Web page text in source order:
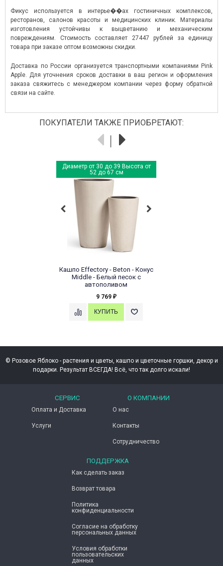
Фикус используется в интерье��ах гостиничных комплексов,
ресторанов, салонов красоты и медицинских клиник. Материалы
изготовления устойчивы к выцветанию и механическим
повреждениям. Стоимость составляет 27447 рублей за единицу
товара при заказе оптом возможны скидки.
Доставка по России организуется транспортными компаниями Pink
Apple. Для уточнения сроков доставки в ваш регион и оформления
заказа свяжитесь с менеджером компании через форму обратной
связи на сайте.
ПОКУПАТЕЛИ ТАКЖЕ ПРИОБРЕТАЮТ:
Диаметр от 30 до 39 Высота от
52 до 67 см
Кашпо Effectory - Beton - Конус
Middle - Белый песок с
автополивом
9 769 ₽
© Розовое Яблоко - растения и цветы, кашпо и цветочные горшки, декор и
подарки. Результат ВСЕГДА! Всё, что так долго искали!
СЕРВИС
Оплата и Доставка
Услуги
О КОМПАНИИ
О нас
Контакты
Сотрудничество
ПОДДЕРЖКА
Как сделать заказ
Возврат товара
Политика
конфиденциальности
Согласие ​на обработку
персональных данных
Условия обработки
пользовательских
данных